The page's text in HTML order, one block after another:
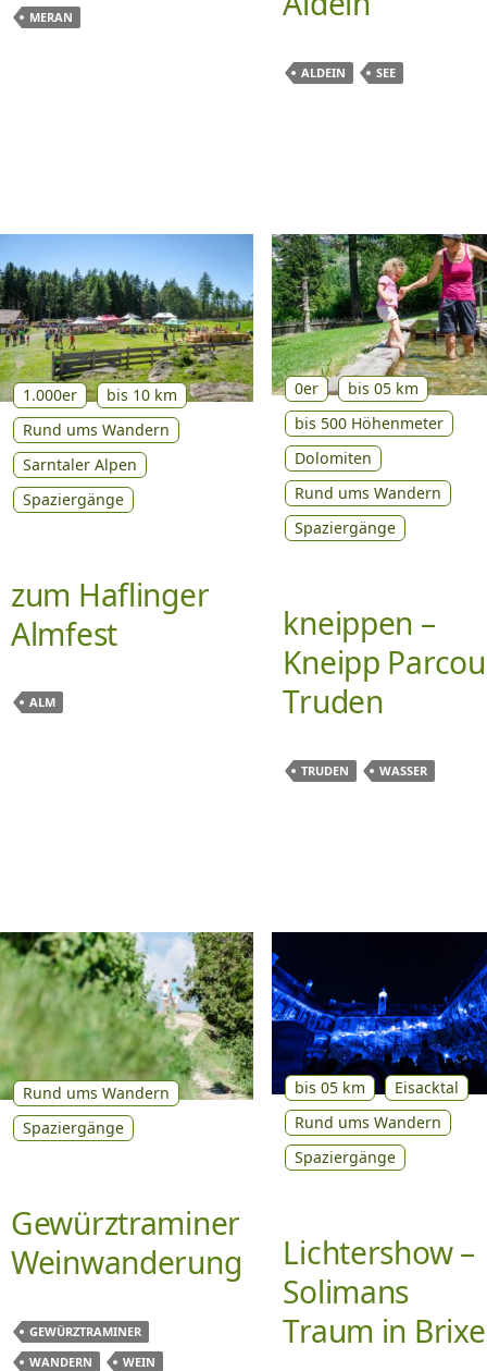
MERAN
ALDEIN SEE
1.000er
bis 10 km
Rund ums Wandern
Sarntaler Alpen
Spaziergänge
zum Haflinger
Almfest
ALM
0er
bis 05 km
bis 500 Höhenmeter
Dolomiten
Rund ums Wandern
Spaziergänge
kneippen –
Kneipp
Truden
TRUDEN WASSER
Rund ums Wandern
Spaziergänge
Gewürztraminer
Weinwanderung
GEWÜRZTRAMINER
WANDERN
WEIN
bis 05 km
Eisacktal
Rund ums Wandern
Spaziergänge
Lichtershow –
Solimans
Traum in